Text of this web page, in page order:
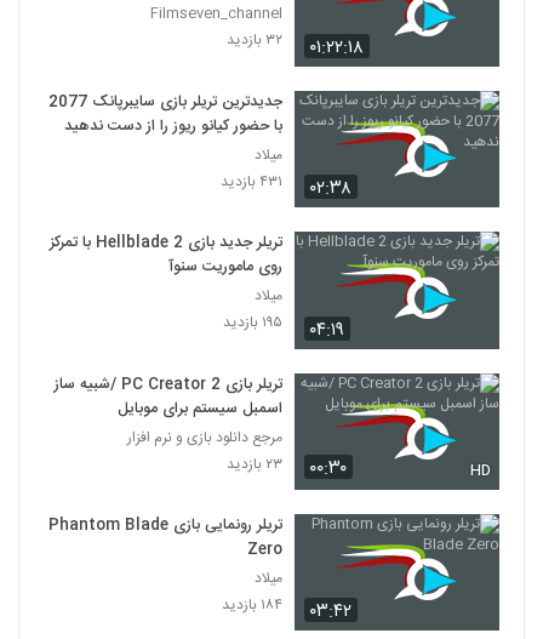
۰۱:۲۲:۱۸
Filmseven_channel
۳۲ بازدید
۰۲:۳۸
جدیدترین تریلر بازی سایبرپانک 2077
با حضور کیانو ریوز را از دست ندهید
میلاد
۴۳۱ بازدید
۰۴:۱۹
تریلر جدید بازی Hellblade 2 با تمرکز
روی ماموریت سنوآ
میلاد
۱۹۵ بازدید
۰۰:۳۰ HD
تریلر بازی PC Creator 2 /شبیه ساز
اسمبل سیستم برای موبایل
مرجع دانلود بازی و نرم افزار
۲۳ بازدید
۰۳:۴۲
تریلر رونمایی بازی Phantom Blade
Zero
میلاد
۱۸۴ بازدید